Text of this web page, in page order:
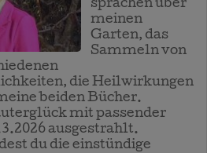
sprachen über
meinen
Garten, das
Sammeln von
die Heilwirkungen
beiden Bücher.
mit passender
ausgestrahlt.
du die einstündige